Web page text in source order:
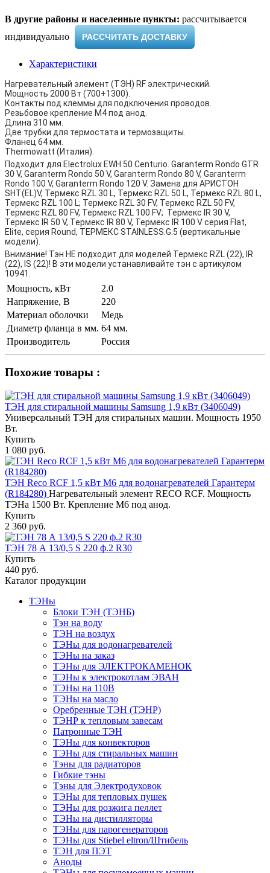
В другие районы и населенные пункты: рассчитывается
индивидуально ​
РАССЧИТАТЬ ДОСТАВКУ
Характеристики
Нагревательный элемент (ТЭН) RF электрический.
Мощность 2000 Вт (700+1300).
Контакты под клеммы для подключения проводов.
Резьбовое крепление M4 под анод.
Длина 310 мм.
Две трубки для термостата и термозащиты.
Фланец 64 мм.
Thermowatt (Италия).
Подходит для Electrolux EWH 50 Centurio. Garanterm Rondo GTR
30 V, Garanterm Rondo 50 V, Garanterm Rondo 80 V, Garanterm
Rondo 100 V, Garanterm Rondo 120 V. Замена для АРИСТОН
SHT(EL)V, Термекс RZL 30 L, Термекс RZL 50 L, Термекс RZL 80 L,
Термекс RZL 100 L; Термекс RZL 30 FV, Термекс RZL 50 FV,
Термекс RZL 80 FV, Термекс RZL 100 FV; Термекс IR 30 V,
Термекс IR 50 V, Термекс IR 80 V, Термекс IR 100 V серия Flat,
Elite, серия Round, ТЕРМЕКС STAINLESS.G.5 (вертикальные
модели).
Внимание! Тэн НЕ подходит для моделей Термекс RZL (22), IR
(22), IS (22)! В эти модели устанавливайте тэн с артикулом
10941.
Мощность, кВт
2.0
Напряжение, В
220
Материал оболочки
Медь
Диаметр фланца в мм. 64 мм.
Производитель
Россия
Похожие товары :
ТЭН для стиральной машины Samsung 1,9 кВт (3406049)
Универсальный ТЭН для стиральных машин. Мощность 1950
Вт.
Купить
1 080 руб.
ТЭН Reco RCF 1,5 кВт M6 для водонагревателей Гарантерм
(R184280) Нагревательный элемент RECO RCF. Мощность
ТЭНа 1500 Вт. Крепление M6 под анод.
Купить
2 360 руб.
ТЭН 78 А 13/0,5 S 220 ф.2 R30
Купить
440 руб.
Каталог продукции
ТЭНы
Блоки ТЭН (ТЭНБ)
Тэн на воду
ТЭН на воздух
ТЭНы для водонагревателей
ТЭНы на заказ
ТЭНы для ЭЛЕКТРОКАМЕНОК
ТЭНы к электрокотлам ЭВАН
ТЭНы на 110В
ТЭНы на масло
Оребренные ТЭН (ТЭНР)
ТЭНР к тепловым завесам
Патронные ТЭН
ТЭНы для конвекторов
ТЭНы для стиральных машин
Тэны для радиаторов
Гибкие тэны
Тэны для Электродуховок
ТЭНы для тепловых пушек
ТЭНы для розжига пеллет
ТЭНы на дистилляторы
ТЭНы для парогенераторов
ТЭНы для Stiebel eltron/Штибель
ТЭН для ПЭТ
Аноды